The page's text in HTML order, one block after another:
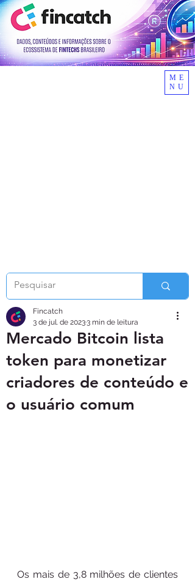
ME
NU
Mercado Bitcoin lista
token para monetizar
criadores de conteúdo e
o usuário comum
Fincatch
3 de jul. de 20233 min de leitura
Os mais de 3,8 milhões de clientes